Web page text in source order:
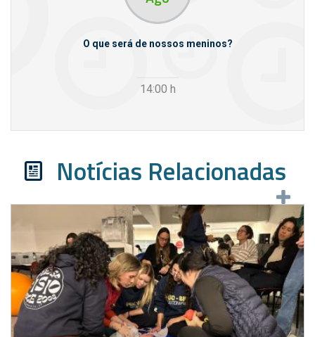
O que será de nossos meninos?
14:00 h
Notícias Relacionadas